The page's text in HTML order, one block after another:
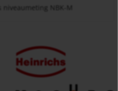
niveaumeting NBK-M